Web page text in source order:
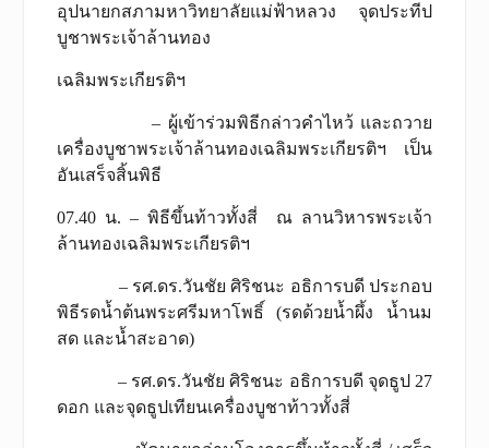
อุปนายกสภามหาวิทยาลัยแม่ฟ้าหลวง จุดประทีป
บูชาพระเจ้าล้านทอง
เฉลิมพระเกียรติฯ
– ผู้เข้าร่วมพิธีกล่าวคำไหว้ และถวาย
เครื่องบูชาพระเจ้าล้านทองเฉลิมพระเกียรติฯ เป็น
อันเสร็จสิ้นพิธี
07.40 น. – พิธีขึ้นท้าวทั้งสี่ ณ ลานวิหารพระเจ้า
ล้านทองเฉลิมพระเกียรติฯ
– รศ.ดร.วันชัย ศิริชนะ อธิการบดี ประกอบ
พิธีรดน้ำต้นพระศรีมหาโพธิ์ (รดด้วยน้ำผึ้ง น้ำนม
สด และน้ำสะอาด)
– รศ.ดร.วันชัย ศิริชนะ อธิการบดี จุดธูป 27
ดอก และจุดธูปเทียนเครื่องบูชาท้าวทั้งสี่